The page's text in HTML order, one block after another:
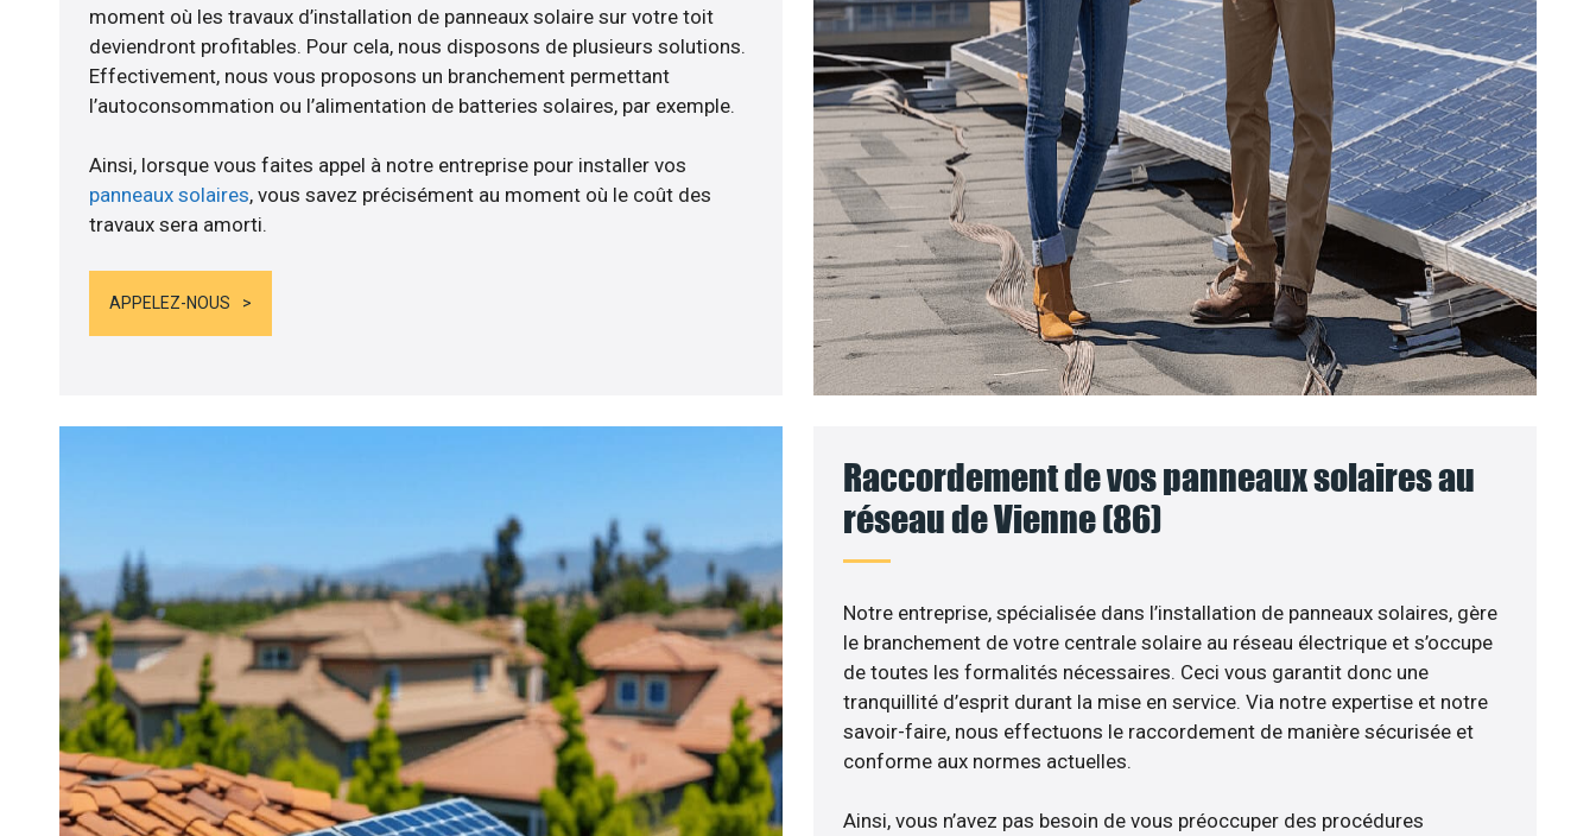
moment où les travaux d’installation de panneaux solaire sur votre toit
deviendront profitables. Pour cela, nous disposons de plusieurs solutions.
Effectivement, nous vous proposons un branchement permettant
l’autoconsommation ou l’alimentation de batteries solaires, par exemple.
Ainsi, lorsque vous faites appel à notre entreprise pour installer vos
panneaux solaires, vous savez précisément au moment où le coût des
travaux sera amorti.
APPELEZ-NOUS
Raccordement de vos panneaux solaires au
réseau de Vienne (86)
Notre entreprise, spécialisée dans l’installation de panneaux solaires, gère
le branchement de votre centrale solaire au réseau électrique et s’occupe
de toutes les formalités nécessaires. Ceci vous garantit donc une
tranquillité d’esprit durant la mise en service. Via notre expertise et notre
savoir-faire, nous effectuons le raccordement de manière sécurisée et
conforme aux normes actuelles.
Ainsi, vous n’avez pas besoin de vous préoccuper des procédures